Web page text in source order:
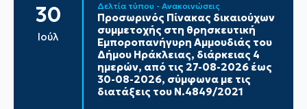
30
Ιούλ
Δελτία τύπου - Ανακοινώσεις
Προσωρινός Πίνακας δικαιούχων
συμμετοχής στη θρησκευτική
Εμποροπανήγυρη Αμμουδιάς του
Δήμου Ηράκλειας, διάρκειας 4
ημερών, από τις 27-08-2026 έως
30-08-2026, σύμφωνα με τις
διατάξεις του Ν.4849/2021